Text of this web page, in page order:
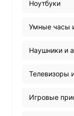
Ноутбуки
Умные часы
Наушники и
Телевизоры
Игровые